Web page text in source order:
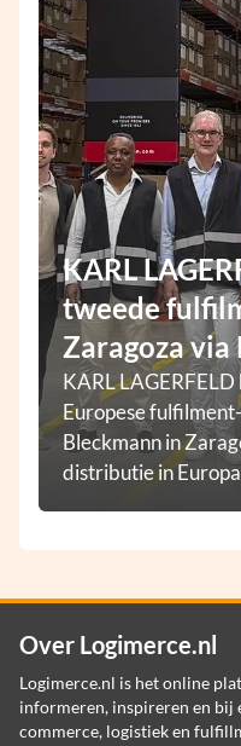
KARL
tweede
Zaragoza via
KARL
Europese
Bleckmann in
distributie in
Over Logimerce.nl
Logimerce.nl is het online
informeren, inspireren en bij
commerce, logistiek en